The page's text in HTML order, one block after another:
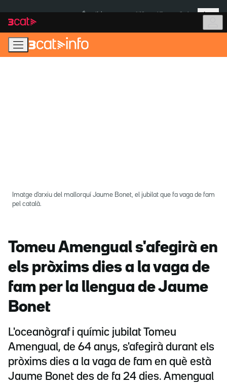
navegació
principal
contingut
Més
Imatge d'arxiu del mallorquí Jaume Bonet, el jubilat que fa vaga de fam
pel català.
Tomeu Amengual s'afegirà en
els pròxims dies a la vaga de
fam per la llengua de Jaume
Bonet
L'oceanògraf i químic jubilat Tomeu
Amengual, de 64 anys, s'afegirà durant els
pròxims dies a la vaga de fam en què està
Jaume Bonet des de fa 24 dies. Amengual